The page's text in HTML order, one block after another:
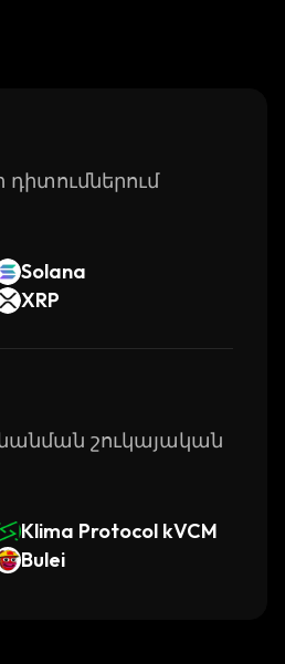
դիտումներում
Solana
XRP
շուկայական
Klima Protocol kVCM
Bulei